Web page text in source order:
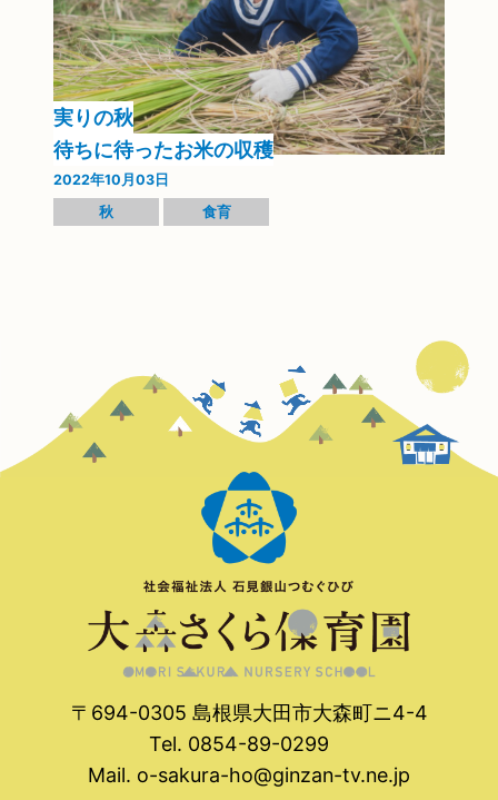
実りの秋
待ちに待ったお米の収穫
2022年10月03日
秋
食育
〒694-0305 島根県大田市大森町ニ4-4
Tel. 0854-89-0299
Mail. o-sakura-ho@ginzan-tv.ne.jp